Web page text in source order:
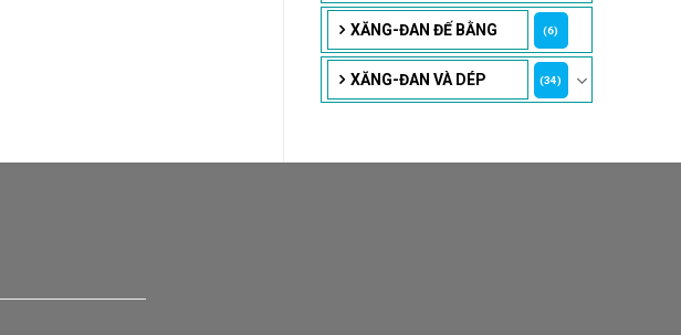
XĂNG-ĐAN ĐẾ BẰNG (6)
XĂNG-ĐAN VÀ DÉP (34)